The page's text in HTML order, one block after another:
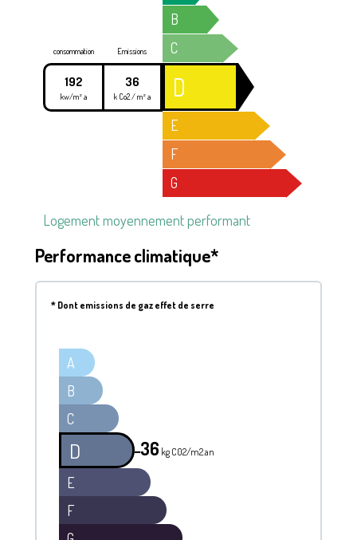
B
C
consommation
192
kw/m² a
Emissions
36
k Co2 / m² a D
E
F
G
Logement moyennement performant
Performance climatique*
*Dont emissions de gaz effet de serre
A
B
C
D ━36 kg C02/m2.an
E
F